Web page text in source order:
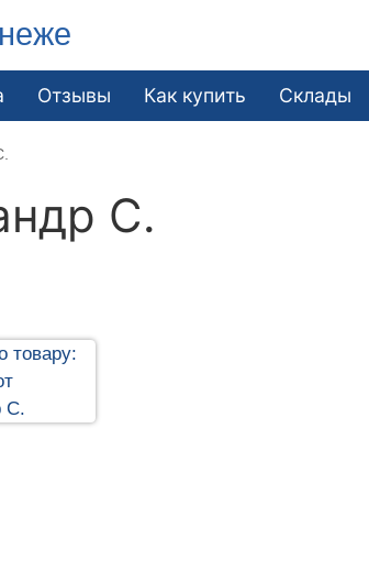
Отзывы Как купить Склады
С.